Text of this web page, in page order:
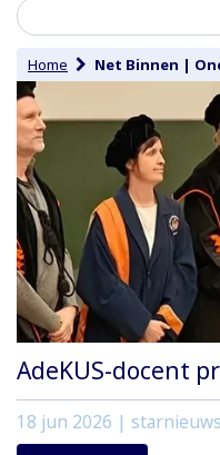
Home Net Binnen |
AdeKUS-docent
18 jun 2026 |